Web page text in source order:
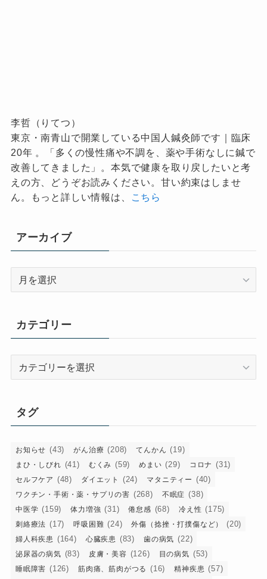
李哲（りてつ）
東京・南青山で開業している中国人鍼灸師です｜臨床
20年 。「多くの慢性痛や不調を、薬や手術なしに鍼で
改善してきました」。本気で健康を取り戻したいと考
えの方、どうぞお読みください。甘い約束はしませ
ん。もっと詳しい情報は、
こちら
アーカイブ
ブ
カテゴリー
ー
タグ
お知らせ (43) がん治療 (208) てんかん (19)
まひ・しびれ (41) むくみ (59) めまい (29) コロナ (31)
セルフケア (48) ダイエット (24) マタニティー (40)
ワクチン・手術・薬・サプリの害 (268) 不眠症 (38)
中医学 (159) 体力増強 (31) 倦怠感 (68) 冷え性 (175)
刺絡療法 (17) 呼吸困難 (24) 外傷（捻挫・打撲傷など） (20)
婦人科疾患 (164) 心臓疾患 (83) 歯の病気 (22)
泌尿器の病気 (83) 皮膚・美容 (126) 目の病気 (53)
睡眠障害 (126) 筋肉痛、筋肉がつる (16) 精神疾患 (57)